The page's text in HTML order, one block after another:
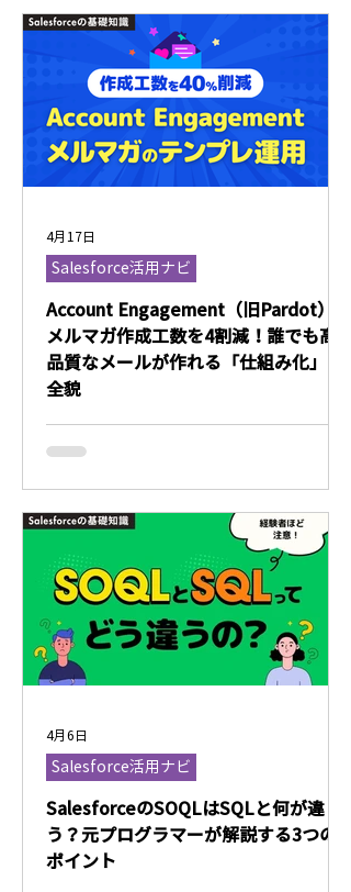
Account Engagement（旧Pardot）
メルマガ作成工数を4割減！誰でも高
品質なメールが作れる「仕組み化」の
全貌
Salesforce活用ナビ
4月17日
SalesforceのSOQLはSQLと何が違
う？元プログラマーが解説する3つの
ポイント
Salesforce活用ナビ
4月6日